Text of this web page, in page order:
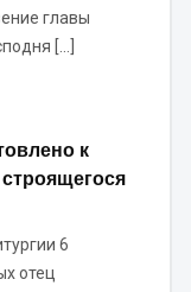
главы
[…]
к
6
отец